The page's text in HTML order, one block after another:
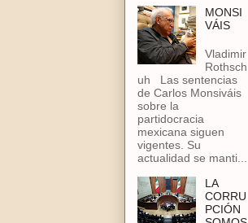
MONSI
VÁIS
Vladimir
Rothsch
uh Las sentencias
de Carlos Monsiváis
sobre la
partidocracia
mexicana siguen
vigentes. Su
actualidad se manti...
LA
CORRU
PCIÓN